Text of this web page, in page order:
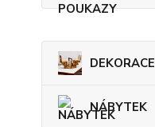
DEKORACE
NÁBYTEK